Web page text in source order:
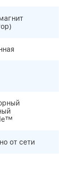
от сети